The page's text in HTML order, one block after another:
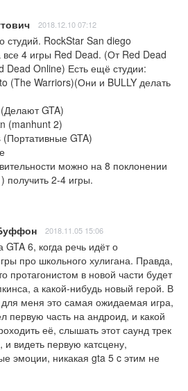
2018.12.10 07:12
студий. RockStar San diego
все 4 игры Red Dead. (От Red Dead
Dead Online) Есть ещё студии:
(The Warriors)(Они и BULLY делать
GTA)
(manhunt 2)
GTA)
можно на 8 поклонении
получить 2-4 игры.
2018.11.05 15:06
6, когда речь идёт о
про школьного хулигана. Правда,
протагонистом в новой части будет
а какой-нибудь новый герой. В
меня это самая ожидаемая игра,
первую часть на андроид, и какой
её, слышать этот саунд трек
и видеть первую катсцену,
эмоции, никакая gta 5 c этим не